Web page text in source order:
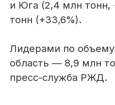
и Юга (2,4 млн тонн,
тонн (+33,6%).
Лидерами по
область — 8,9 млн
пресс-служба РЖД.